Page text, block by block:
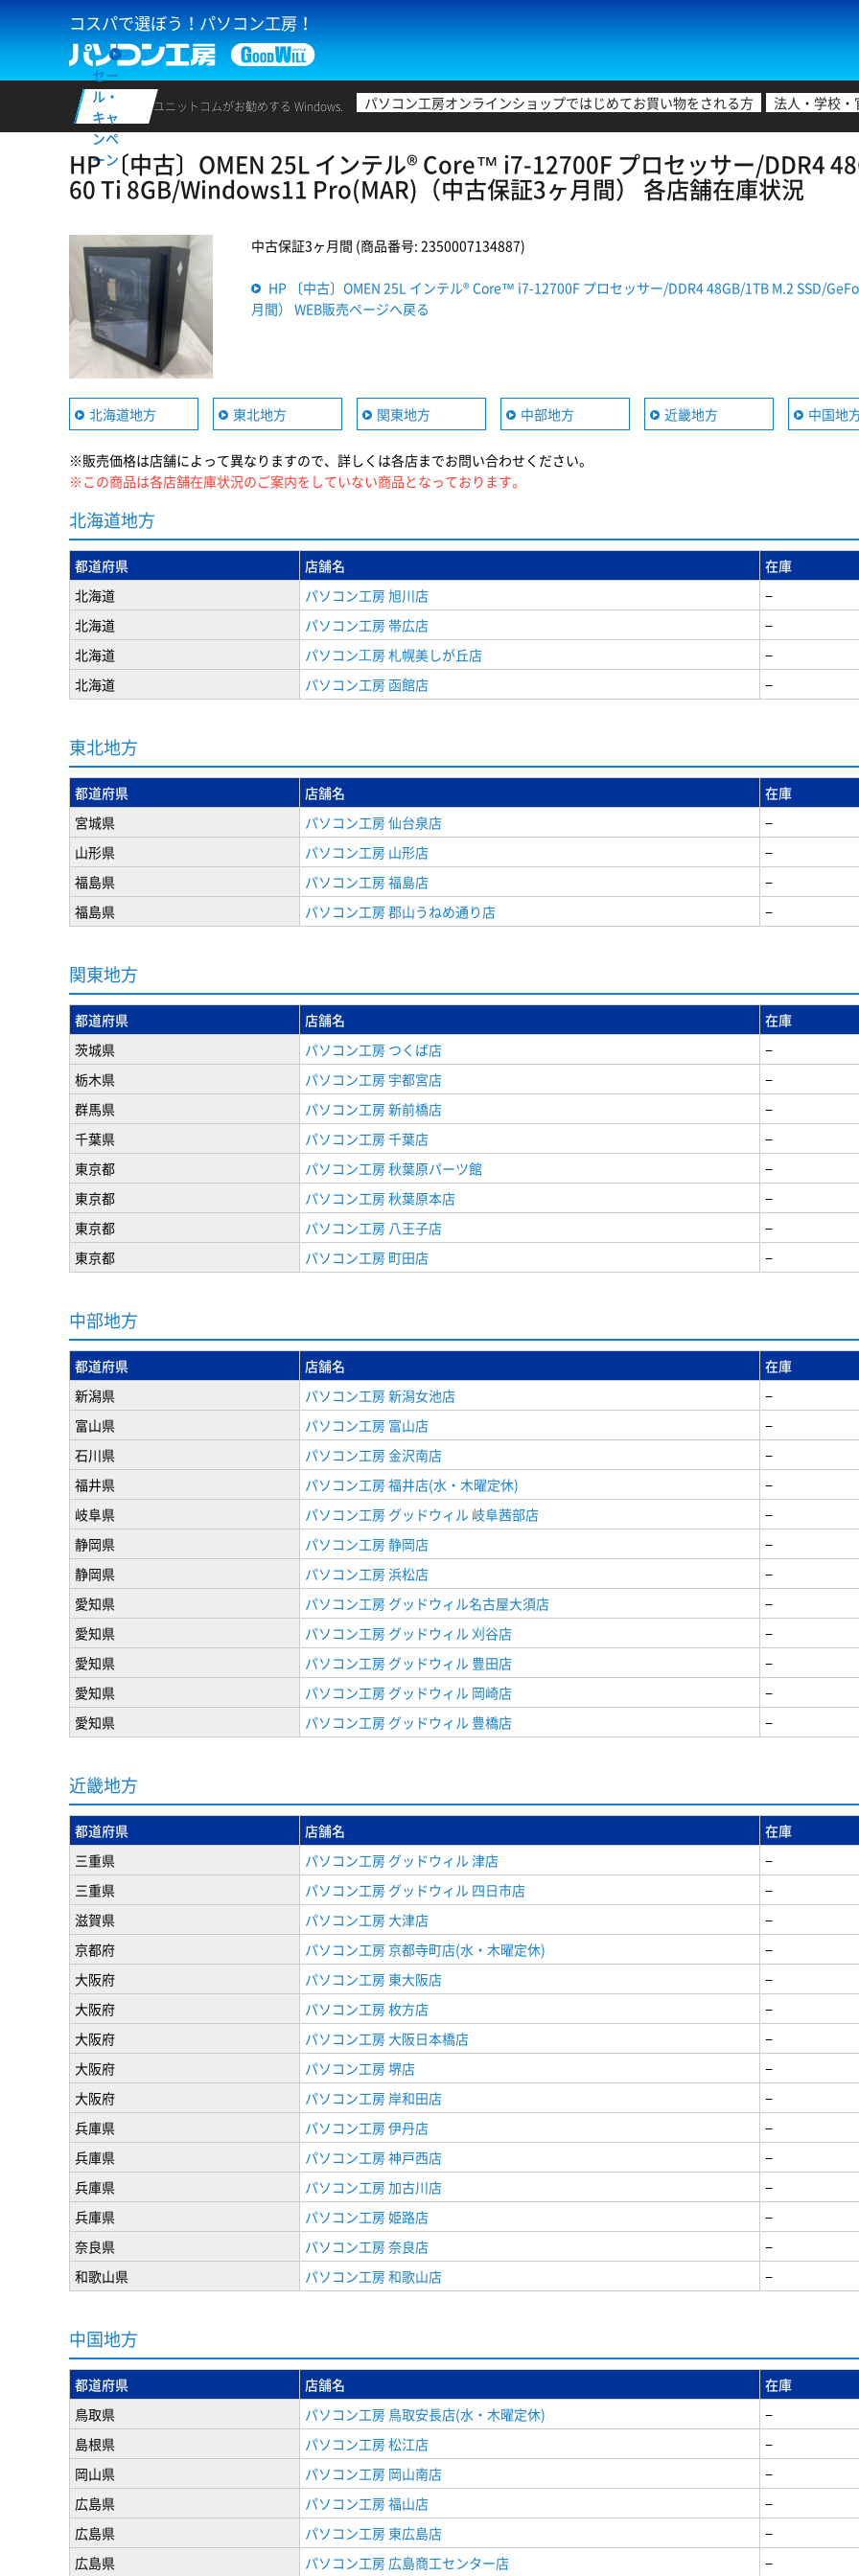
コスパで選ぼう！パソコン工房！
セー
ル・
キャ
ンペ
ーン
ユニットコムがお勧めする Windows. パソコン工房オンラインショップではじめてお買い物をされる方 法人・学校
HP 〔中古〕OMEN 25L インテル® Core™ i7-12700F プロセッサー/DDR4
60 Ti 8GB/Windows11 Pro(MAR)（中古保証3ヶ月間） 各店舗在庫状況
中古保証3ヶ月間 (商品番号: 2350007134887)
HP 〔中古〕OMEN 25L インテル® Core™ i7-12700F プロセッサー/DDR4 48GB/1TB M.2 SSD/
月間） WEB販売ページへ戻る
北海道地方 東北地方 関東地方 中部地方 近畿地方 中国地
※販売価格は店舗によって異なりますので、詳しくは各店までお問い合わせください。
※この商品は各店舗在庫状況のご案内をしていない商品となっております。
北海道地方
都道府県 店舗名
在庫
北海道
パソコン工房 旭川店
−
北海道
パソコン工房 帯広店
−
北海道
パソコン⼯房 札幌美しが丘店
−
北海道
パソコン工房 函館店 −
東北地方
都道府県 店舗名
在庫
宮城県
パソコン工房 仙台泉店
−
山形県
パソコン工房 山形店
−
福島県
パソコン工房 福島店
−
福島県
パソコン工房 郡山うねめ通り店 −
関東地方
都道府県 店舗名
在庫
茨城県
パソコン工房 つくば店
−
栃木県
パソコン工房 宇都宮店
−
群馬県
パソコン工房 新前橋店
−
千葉県
パソコン工房 千葉店
−
東京都
パソコン工房 秋葉原パーツ館
−
東京都
パソコン工房 秋葉原本店
−
東京都
パソコン工房 八王子店
−
東京都
パソコン工房 町田店 −
中部地方
都道府県 店舗名
在庫
新潟県
パソコン工房 新潟女池店
−
富山県
パソコン工房 富山店
−
石川県
パソコン工房 金沢南店
−
福井県
パソコン工房 福井店(水・木曜定休)
−
岐阜県
パソコン工房 グッドウィル 岐阜茜部店
−
静岡県
パソコン工房 静岡店
−
静岡県
パソコン工房 浜松店
−
愛知県
パソコン工房 グッドウィル名古屋大須店
−
愛知県
パソコン工房 グッドウィル 刈谷店
−
愛知県
パソコン工房 グッドウィル 豊田店
−
愛知県
パソコン工房 グッドウィル 岡崎店
−
愛知県
パソコン工房 グッドウィル 豊橋店 −
近畿地方
都道府県 店舗名
在庫
三重県
パソコン工房 グッドウィル 津店
−
三重県
パソコン工房 グッドウィル 四日市店
−
滋賀県
パソコン工房 大津店
−
京都府
パソコン工房 京都寺町店(水・木曜定休)
−
大阪府
パソコン工房 東大阪店
−
大阪府
パソコン工房 枚方店
−
大阪府
パソコン工房 大阪日本橋店
−
大阪府
パソコン工房 堺店
−
大阪府
パソコン工房 岸和田店
−
兵庫県
パソコン工房 伊丹店
−
兵庫県
パソコン工房 神戸西店
−
兵庫県
パソコン工房 加古川店
−
兵庫県
パソコン工房 姫路店
−
奈良県
パソコン工房 奈良店
−
和歌山県
パソコン工房 和歌山店 −
中国地方
都道府県 店舗名
在庫
鳥取県
パソコン工房 鳥取安長店(水・木曜定休)
−
島根県
パソコン工房 松江店
−
岡山県
パソコン工房 岡山南店
−
広島県
パソコン工房 福山店
−
広島県
パソコン工房 東広島店
−
広島県
パソコン工房 広島商工センター店
−